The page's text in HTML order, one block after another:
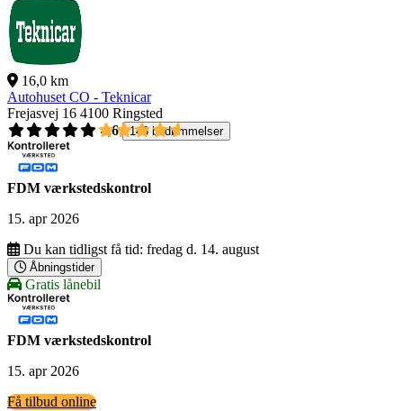
16,0 km
Autohuset CO - Teknicar
Frejasvej 16 4100 Ringsted
4,6
146 bedømmelser
FDM værkstedskontrol
15. apr 2026
Du kan tidligst få tid: fredag d. 14. august
Åbningstider
Gratis lånebil
FDM værkstedskontrol
15. apr 2026
Få tilbud online